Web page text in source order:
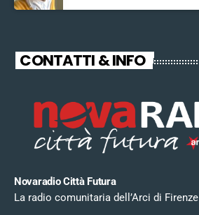
CONTATTI & INFO
Novaradio Città Futura
La radio comunitaria dell’Arci di Firenze